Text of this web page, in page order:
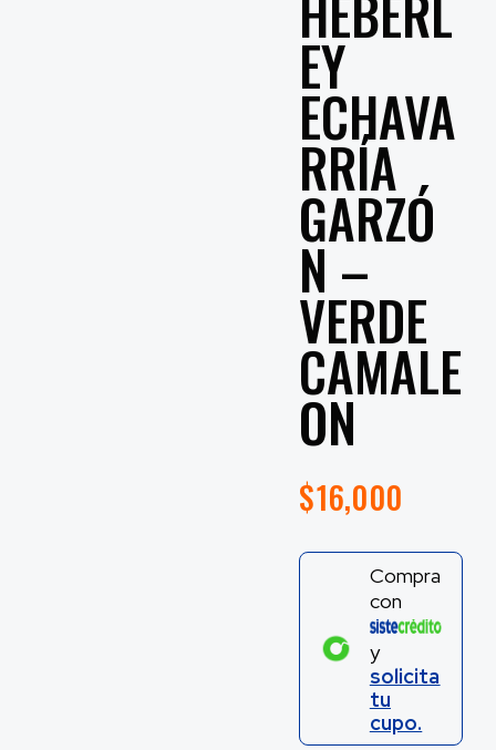
EY
ECHAVA
RRÍA
GARZÓ
N –
VERDE
CAMALE
ON
$16,000
Compra
con
y
solicita
tu
cupo.